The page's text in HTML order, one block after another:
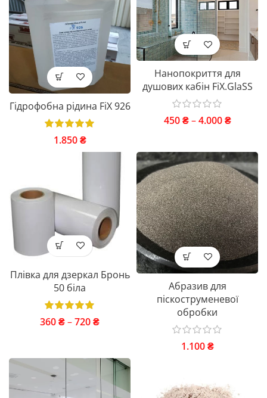
Гідрофобна рідина FiX 926
1.850₴
Нанопокриття для
душових кабін FiX.GlaSS
450₴ – 4.000₴
Плівка для дзеркал Бронь
50 біла
360₴–720₴
Абразив для
піскоструменевої
обробки
1.100₴